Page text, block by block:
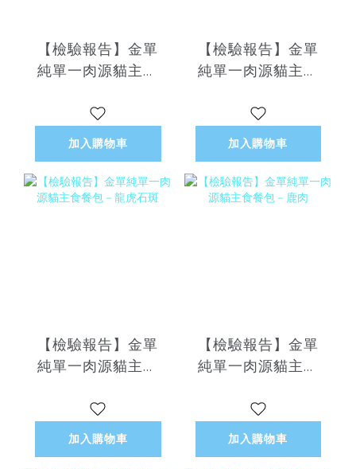
【檢驗報告】金單
純單一肉源貓主食
加入購物車
【檢驗報告】金單
純單一肉源貓主食
加入購物車
【檢驗報告】金單
純單一肉源貓主食
加入購物車
【檢驗報告】金單
純單一肉源貓主食
加入購物車